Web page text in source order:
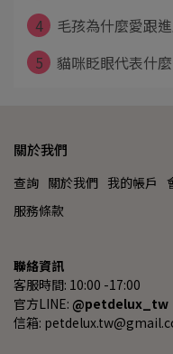
4
毛孩為什麼愛跟
5
貓咪眨眼代表什
關於我們
查詢 關於我們 我的帳戶
服務條款
聯絡資訊
客服時間: 10:00 -17:00
官方LINE: @petdelux_tw
信箱: